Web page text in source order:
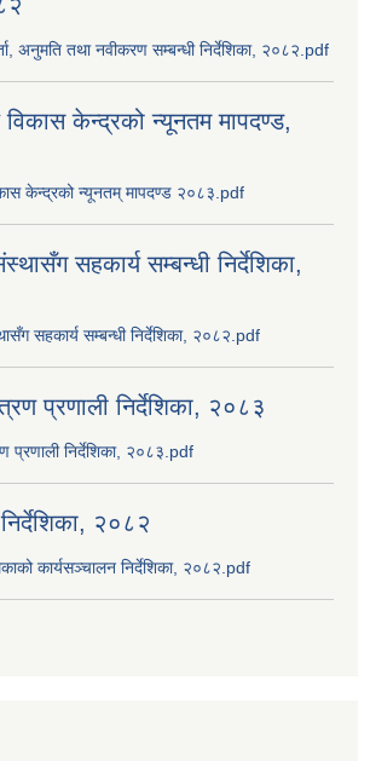
अनुमति तथा नवीकरण सम्बन्धी निर्देशिका, २०८२.pdf
विकास केन्द्रको न्यूनतम मापदण्ड,
केन्द्रको न्यूनतम् मापदण्ड २०८३.pdf
सहकार्य सम्बन्धी निर्देशिका,
सहकार्य सम्बन्धी निर्देशिका, २०८२.pdf
प्रणाली निर्देशिका, २०८३
प्रणाली निर्देशिका, २०८३.pdf
२०८२
कार्यसञ्‍चालन निर्देशिका, २०८२.pdf